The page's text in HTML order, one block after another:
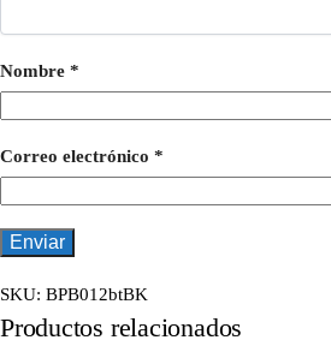
Nombre *
Correo electrónico *
SKU: BPB012btBK
Productos relacionados